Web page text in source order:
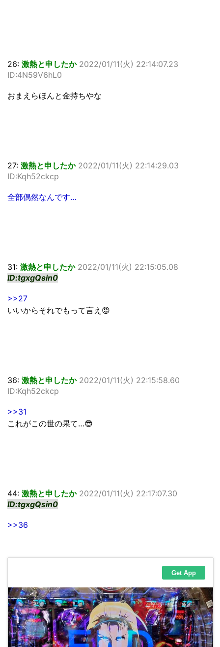
26: 激熱と申したか 2022/01/11(火) 22:14:07.23
ID:4N59V6hL0
おまえらほんと金持ちやな
27: 激熱と申したか 2022/01/11(火) 22:14:29.03
ID:Kqh52ckcp
全部偶然なんです…
31: 激熱と申したか 2022/01/11(火) 22:15:05.08
ID:tgxgQsin0
>>27
いいからそれでもって言え😡
36: 激熱と申したか 2022/01/11(火) 22:15:58.60
ID:Kqh52ckcp
>>31
これがこの世の果て…😎
44: 激熱と申したか 2022/01/11(火) 22:17:07.30
ID:tgxgQsin0
>>36